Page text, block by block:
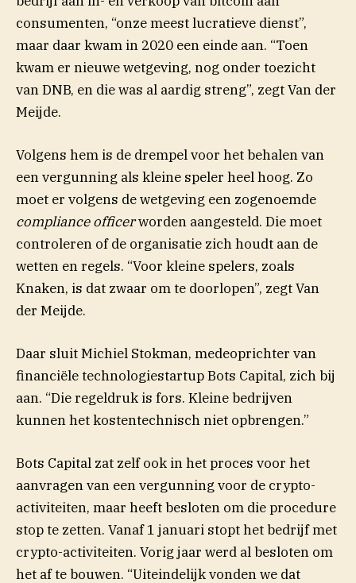
consumenten, “onze meest lucratieve dienst”,
maar daar kwam in 2020 een einde aan. “Toen
kwam er nieuwe wetgeving, nog onder toezicht
van DNB, en die was al aardig streng”, zegt Van der
Meijde.
Volgens hem is de drempel voor het behalen van
een vergunning als kleine speler heel hoog. Zo
moet er volgens de wetgeving een zogenoemde
compliance officerworden aangesteld. Die moet
controleren of de organisatie zich houdt aan de
wetten en regels. “Voor kleine spelers, zoals
Knaken, is dat zwaar om te doorlopen”, zegt Van
der Meijde.
Daar sluit Michiel Stokman, medeoprichter van
financiële technologiestartup Bots Capital, zich bij
aan. “Die regeldruk is fors. Kleine bedrijven
kunnen het kostentechnisch niet opbrengen.”
Bots Capital zat zelf ook in het proces voor het
aanvragen van een vergunning voor de crypto-
activiteiten, maar heeft besloten om die procedure
stop te zetten. Vanaf 1 januari stopt het bedrijf met
crypto-activiteiten. Vorig jaar werd al besloten om
het af te bouwen. “Uiteindelijk vonden we dat